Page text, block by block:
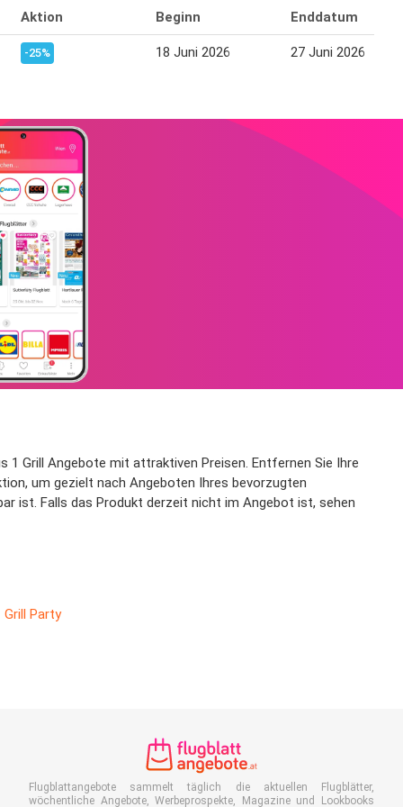
Aktion Beginn Enddatum
-25% 18 Juni 2026 27 Juni 2026
1 Grill Angebote mit attraktiven Preisen. Entfernen Sie Ihre
um gezielt nach Angeboten Ihres bevorzugten
ist. Falls das Produkt derzeit nicht im Angebot ist, sehen
Grill Party
Flugblattangebote sammelt täglich die aktuellen Flugblätter,
wöchentliche Angebote, Werbeprospekte, Magazine und Lookbooks